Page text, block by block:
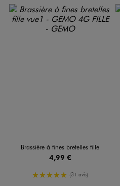
Brassière à fines bretelles fille
4,99 €
5/5 de moyenne
(31 avis)